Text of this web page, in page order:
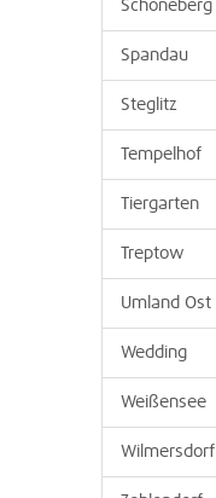
Schöneberg
Spandau
Steglitz
Tempelhof
Tiergarten
Treptow
Umland Ost
Wedding
Weißensee
Wilmersdorf